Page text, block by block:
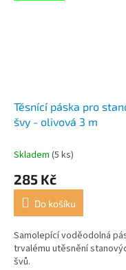
Těsnící páska pro
švy - olivová 3 m
Skladem (5 ks)
285 Kč
Do košíku
Samolepící voděodolná
trvalému utěsnění
švů.